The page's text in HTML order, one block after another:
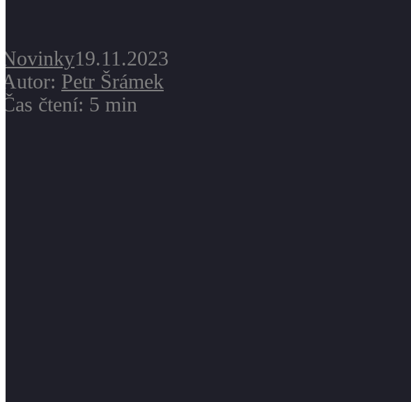
Novinky19.11.2023
Autor: Petr Šrámek
Čas čtení: 5 min